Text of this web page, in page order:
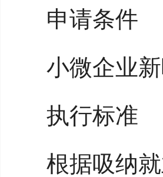
申请条件
小微企业
执行标准
根据吸纳